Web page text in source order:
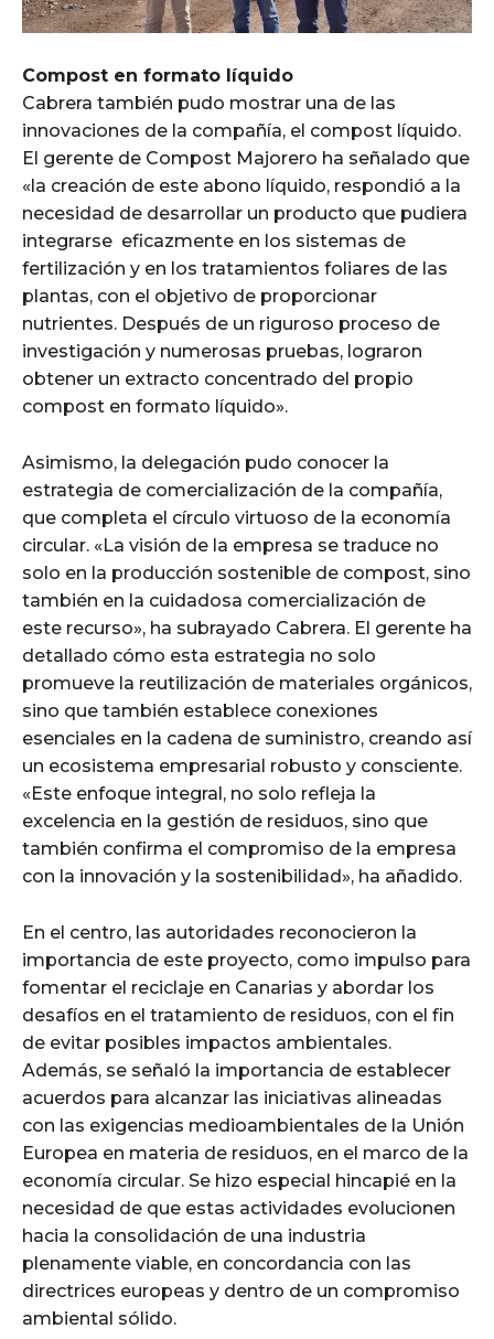
Compost en formato líquido
Cabrera también pudo mostrar una de las
innovaciones de la compañía, el compost líquido.
El gerente de Compost Majorero ha señalado que
«la creación de este abono líquido, respondió a la
necesidad de desarrollar un producto que pudiera
integrarse eficazmente en los sistemas de
fertilización y en los tratamientos foliares de las
plantas, con el objetivo de proporcionar
nutrientes. Después de un riguroso proceso de
investigación y numerosas pruebas, lograron
obtener un extracto concentrado del propio
compost en formato líquido».
Asimismo, la delegación pudo conocer la
estrategia de comercialización de la compañía,
que completa el círculo virtuoso de la economía
circular. «La visión de la empresa se traduce no
solo en la producción sostenible de compost, sino
también en la cuidadosa comercialización de
este recurso», ha subrayado Cabrera. El gerente ha
detallado cómo esta estrategia no solo
promueve la reutilización de materiales orgánicos,
sino que también establece conexiones
esenciales en la cadena de suministro, creando así
un ecosistema empresarial robusto y consciente.
«Este enfoque integral, no solo refleja la
excelencia en la gestión de residuos, sino que
también confirma el compromiso de la empresa
con la innovación y la sostenibilidad», ha añadido.
En el centro, las autoridades reconocieron la
importancia de este proyecto, como impulso para
fomentar el reciclaje en Canarias y abordar los
desafíos en el tratamiento de residuos, con el fin
de evitar posibles impactos ambientales.
Además, se señaló la importancia de establecer
acuerdos para alcanzar las iniciativas alineadas
con las exigencias medioambientales de la Unión
Europea en materia de residuos, en el marco de la
economía circular. Se hizo especial hincapié en la
necesidad de que estas actividades evolucionen
hacia la consolidación de una industria
plenamente viable, en concordancia con las
directrices europeas y dentro de un compromiso
ambiental sólido.